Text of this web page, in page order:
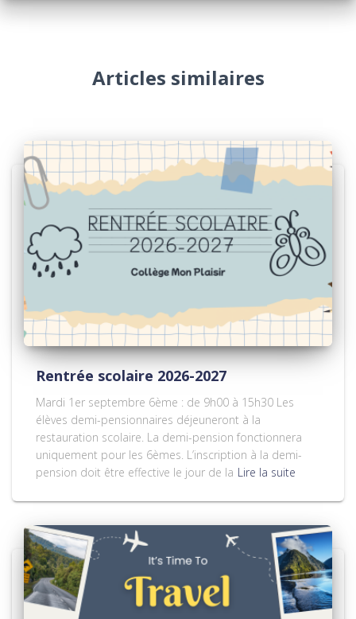
Articles similaires
Rentrée scolaire 2026-2027
Mardi 1er septembre 6ème : de 9h00 à 15h30 Les
élèves demi-pensionnaires déjeuneront à la
restauration scolaire. La demi-pension fonctionnera
uniquement pour les 6èmes. L’inscription à la demi-
pension doit être effective le jour de la Lire la suite